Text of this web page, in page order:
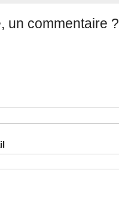
un commentaire ?